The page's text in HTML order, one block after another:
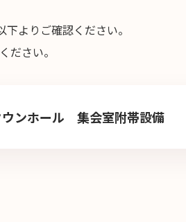
よりご確認ください。
ださい。
ンホール 集会室附帯設備